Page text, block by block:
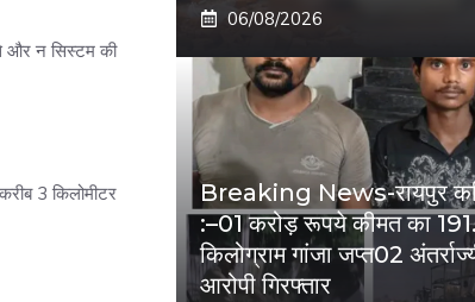
और न सिस्टम की
3 किलोमीटर
06/08/2026
Breaking News-रायपुर
:–01 करोड़ रूपये कीमत का
किलोग्राम गांजा जप्त02
आरोपी गिरफ्तार